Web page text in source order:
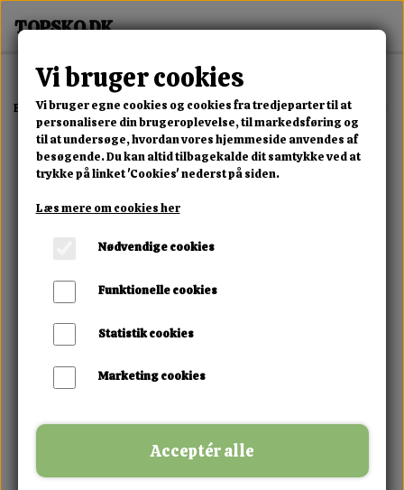
Forside Erotisk Kollektion Dvd Sadistic Rope Ebony Slut Begs
Vi bruger cookies
Vi bruger egne cookies og cookies fra tredjeparter til at
personalisere din brugeroplevelse, til markedsføring og
til at undersøge, hvordan vores hjemmeside anvendes af
besøgende. Du kan altid tilbagekalde dit samtykke ved at
trykke på linket 'Cookies' nederst på siden.
Læs mere om cookies her
Nødvendige cookies
Funktionelle cookies
Statistik cookies
Marketing cookies
Acceptér alle